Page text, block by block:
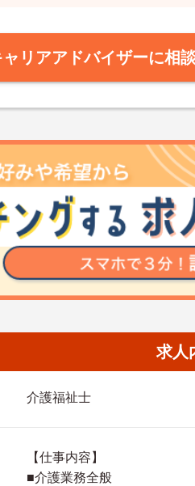
ャリアアドバイザーに相
求人
介護福祉士
【仕事内容】
■介護業務全般